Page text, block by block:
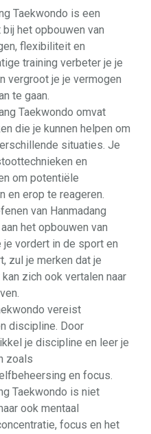
Taekwondo is een
het opbouwen van
flexibiliteit en
training verbeter je je
vergroot je je vermogen
te gaan.
Taekwondo omvat
die je kunnen helpen om
situaties. Je
en
om potentiële
en erop te reageren.
van Hanmadang
het opbouwen van
vordert in de sport en
zul je merken dat je
zich ook vertalen naar
vereist
discipline. Door
je discipline en leer je
zoals
en focus.
Taekwondo is niet
ook mentaal
focus en het